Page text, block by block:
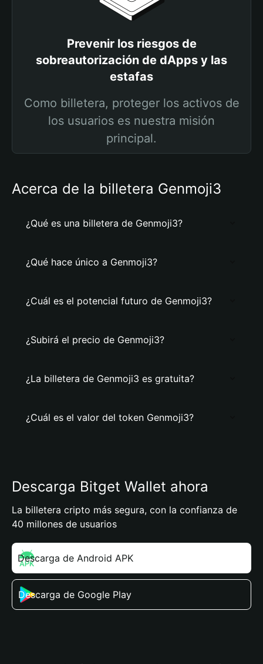
Prevenir los riesgos de
sobreautorización de dApps y las
estafas
Como billetera, proteger los activos de
los usuarios es nuestra misión
principal.
Acerca de la billetera Genmoji3
¿Qué es una billetera de Genmoji3?
¿Qué hace único a Genmoji3?
¿Cuál es el potencial futuro de Genmoji3?
¿Subirá el precio de Genmoji3?
¿La billetera de Genmoji3 es gratuita?
¿Cuál es el valor del token Genmoji3?
Descarga Bitget Wallet ahora
La billetera cripto más segura, con la confianza de
40 millones de usuarios
Descarga de Android APK
Descarga de Google Play